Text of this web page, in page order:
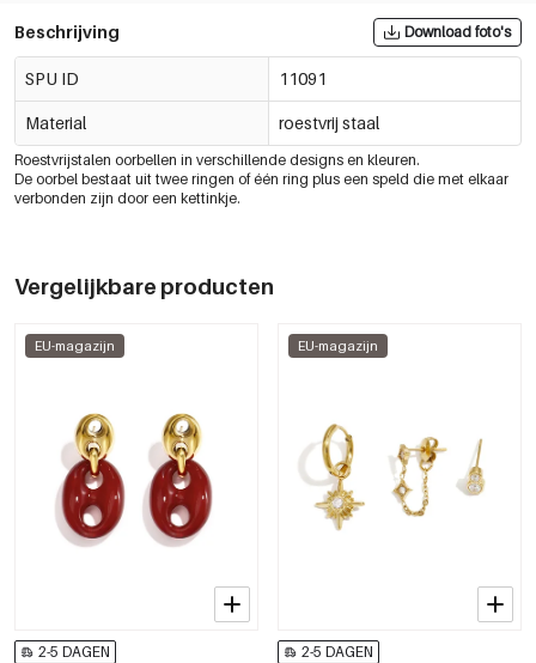
Beschrijving Download foto's
SPU ID 11091
Material roestvrij staal
Roestvrijstalen oorbellen in verschillende designs en kleuren.
De oorbel bestaat uit twee ringen of één ring plus een speld die met elkaar
verbonden zijn door een kettinkje.
Vergelijkbare producten
EU-magazijn
2-5 DAGEN
EU-magazijn
2-5 DAGEN